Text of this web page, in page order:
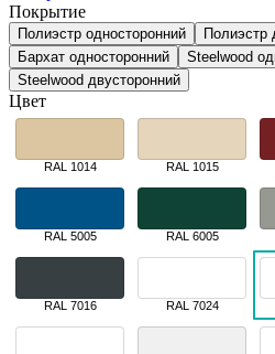
Покрытие
Полиэстр односторонний
Полиэстр
Бархат односторонний
Steelwood
Steelwood двусторонний
Цвет
RAL 1014 RAL 1015
RAL 5005 RAL 6005
RAL 7016 RAL 7024